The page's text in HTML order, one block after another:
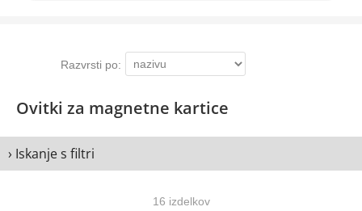
Ovitki za magnetne kartice
› Iskanje s filtri
16 izdelkov